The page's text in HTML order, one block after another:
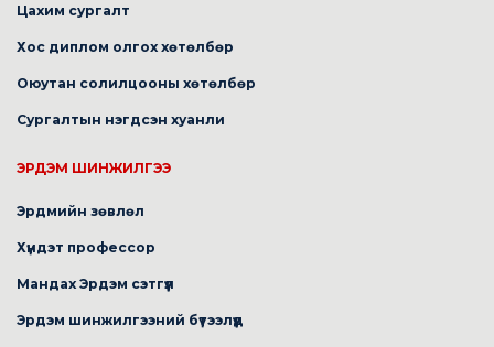
Цахим сургалт
Хос диплом олгох хөтөлбөр
Оюутан солилцооны хөтөлбөр
Сургалтын нэгдсэн хуанли
ЭРДЭМ ШИНЖИЛГЭЭ
Эрдмийн зөвлөл
Хүндэт профессор
Мандах Эрдэм сэтгүүл
Эрдэм шинжилгээний бүтээлүүд